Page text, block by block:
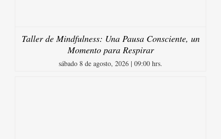
Taller de Mindfulness: Una Pausa Consciente, un
Momento para Respirar
sábado 8 de agosto, 2026 | 09:00 hrs.